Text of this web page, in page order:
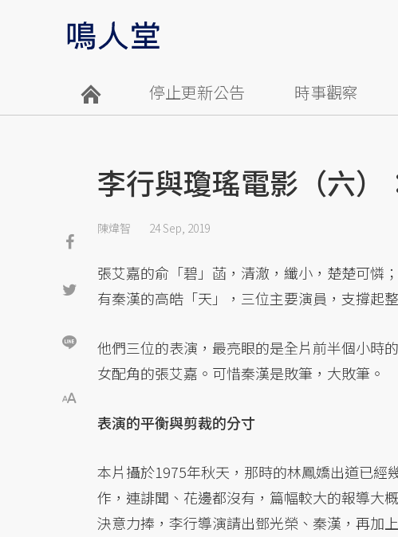
停止更新公告 時事觀察
李行與瓊瑤電影（六）
陳煒智 24 Sep, 2019
張艾嘉的俞「碧」菡，清澈，纖小，楚楚可憐
有秦漢的高皓「天」，三位主要演員，支撐起
他們三位的表演，最亮眼的是全片前半個小時
女配角的張艾嘉。可惜秦漢是敗筆，大敗筆。
表演的平衡與剪裁的分寸
本片攝於1975年秋天，那時的林鳳嬌出道已
作，連誹聞、花邊都沒有，篇幅較大的報導大
決意力捧，李行導演請出鄧光榮、秦漢，再加